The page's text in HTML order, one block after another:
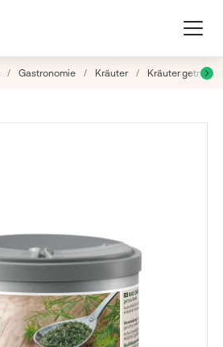
/ Gastronomie / Kräuter / Kräuter